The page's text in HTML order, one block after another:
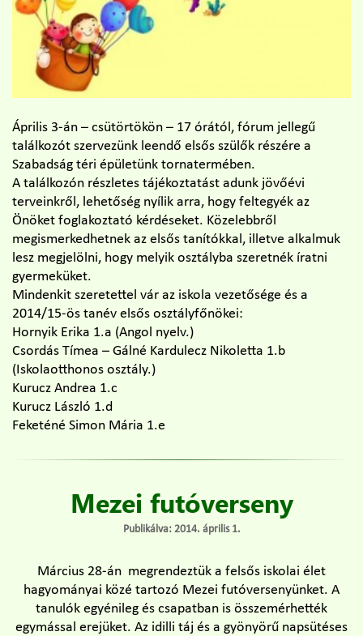
Április 3-án – csütörtökön – 17 órától, fórum jellegű
találkozót szervezünk leendő elsős szülők részére a
Szabadság téri épületünk tornatermében.
A találkozón részletes tájékoztatást adunk jövőévi
terveinkről, lehetőség nyílik arra, hogy feltegyék az
Önöket foglakoztató kérdéseket. Közelebbről
megismerkedhetnek az elsős tanítókkal, illetve alkalmuk
lesz megjelölni, hogy melyik osztályba szeretnék íratni
gyermeküket.
Mindenkit szeretettel vár az iskola vezetősége és a
2014/15-ös tanév elsős osztályfőnökei:
Hornyik Erika 1.a (Angol nyelv.)
Csordás Tímea – Gálné Kardulecz Nikoletta 1.b
(Iskolaotthonos osztály.)
Kurucz Andrea 1.c
Kurucz László 1.d
Feketéné Simon Mária 1.e
Mezei futóverseny
Publikálva: 2014. április 1.
Március 28-án megrendeztük a felsős iskolai élet
hagyományai közé tartozó Mezei futóversenyünket. A
tanulók egyénileg és csapatban is összemérhették
egymással erejüket. Az idilli táj és a gyönyörű napsütéses